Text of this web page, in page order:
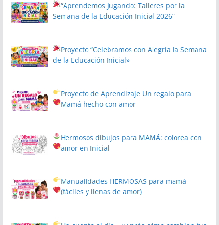
“Aprendemos Jugando: Talleres por la
Semana de la Educación Inicial 2026”
Proyecto“Celebramos con Alegría la Semana
de la Educación Inicial»
Proyecto de Aprendizaje Un regalo para
Mamá hecho con amor
Hermosos dibujos para MAMÁ: colorea con
amor en Inicial
Manualidades HERMOSAS para mamá
(fáciles y llenas de amor)